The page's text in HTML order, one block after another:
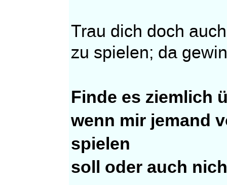
Trau dich doch
zu spielen; da
Finde es ziemlich
wenn mir jemand
spielen
soll oder auch